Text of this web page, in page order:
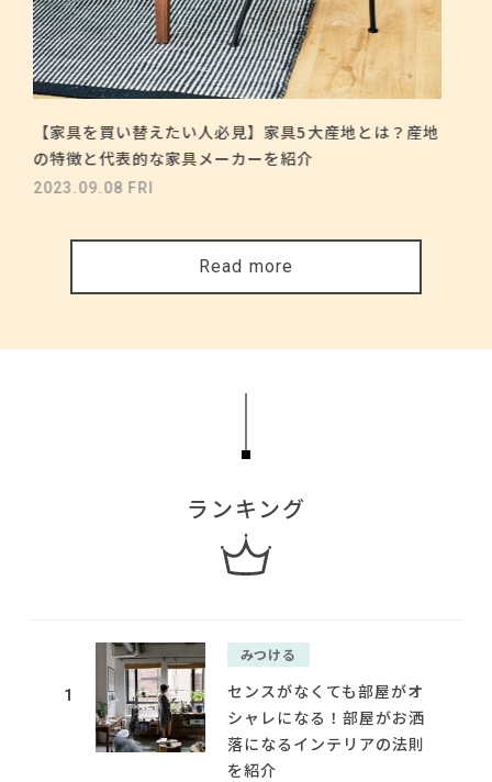
【家具を買い替えたい人必見】家具5大産地とは？産地
の特徴と代表的な家具メーカーを紹介
2023.09.08 FRI
Read more
ランキング
1
みつける
センスがなくても部屋がオ
シャレになる！部屋がお洒
落になるインテリアの法則
を紹介